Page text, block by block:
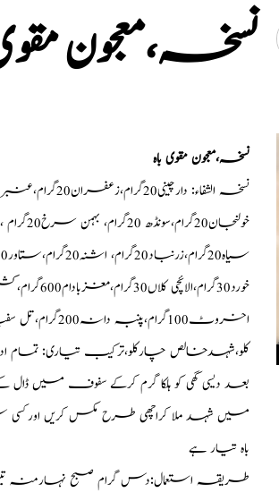
نسخہ،معجون
نسخہ،معجون مقوی باہ
نسخہ الشفاء: دارچینی20گرام،زعفران20گرام،عنبر3گرام،فلفل سیاہ20گرام،فلفل دراز20گرام
خولنجان20گرام،سونڈھ 20گرام، بہمن سرخ20گرام ، بہمن سفید20گرام،بسباسہ20گرام،زیرہ
سیاہ20گرام،زرنباد20گرام، اشنہ20گرام،ستاور50گرام، تج30گرام،شقاقل30گرام،دانہ الائچی
خورد30گرام،الائچی کلاں30گرام،مغزبادام600گرام،کشمش100گرام،مغزفندق200گرام،مغز
اخروٹ100گرام،پنبہ دانہ200گرام،تل سفید200گرام،کھوپرا300گرام،خالص دیسی گھی ایک
کلو،شہدخالص چارکلو،ترکیب تیاری:
بعد دیسی گھی کو ہلکا گرم کرکے سفوف
میں شہد ملا کراچھی طرح مکس کریں اورکسی
باہ تیار ہے
طریقہ استعمال:دس گرام صبح نہارمنہ تین